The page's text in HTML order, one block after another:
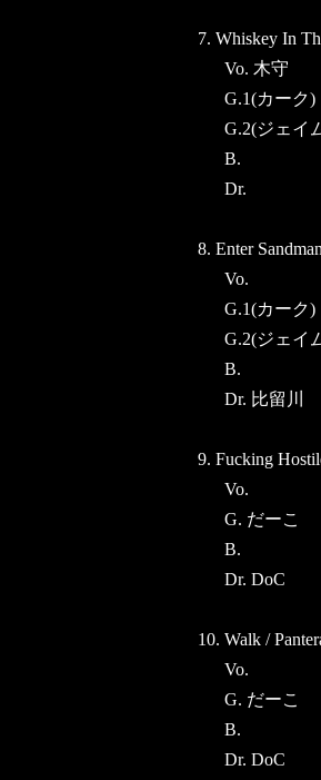
7. Whiskey In
Vo. 木守
G.1(カーク)
G.2(ジェイ
B.
Dr.
8. Enter
Vo.
G.1(カーク)
G.2(ジェイ
B.
Dr. 比留川
9. Fucking
Vo.
G. だーこ
B.
Dr. DoC
10. Walk /
Vo.
G. だーこ
B.
Dr. DoC